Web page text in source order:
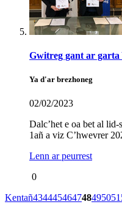
Gwitreg gant ar garta
Ya d'ar brezhoneg
02/02/2023
Dalc’het e oa bet al
1añ a viz C’hwevrer
Lenn ar peurrest
0
Kentañ434445464748495051